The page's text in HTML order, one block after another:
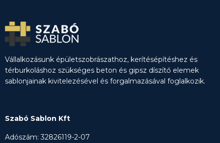
Vállalkozásunk épületszobrászathoz, kerítésépítéshez és
térburkoláshoz szükséges beton és gipsz díszítő elemek
sablonjainak kivitelezésével és forgalmazásával foglalkozik.
Szabó Sablon Kft
Adószám: 32826119-2-07